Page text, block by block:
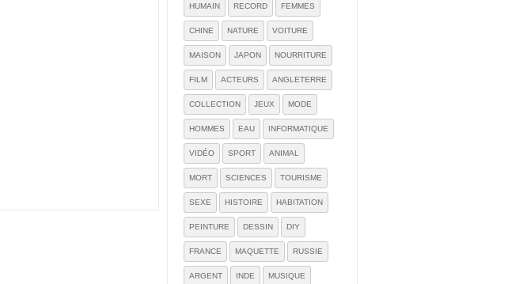
HUMAIN RECORD FEMMES
CHINE NATURE VOITURE
MAISON JAPON NOURRITURE
FILM ACTEURS ANGLETERRE
COLLECTION JEUX MODE
HOMMES EAU INFORMATIQUE
VIDÉO SPORT ANIMAL
MORT SCIENCES TOURISME
SEXE HISTOIRE HABITATION
PEINTURE DESSIN DIY
FRANCE MAQUETTE RUSSIE
ARGENT INDE MUSIQUE